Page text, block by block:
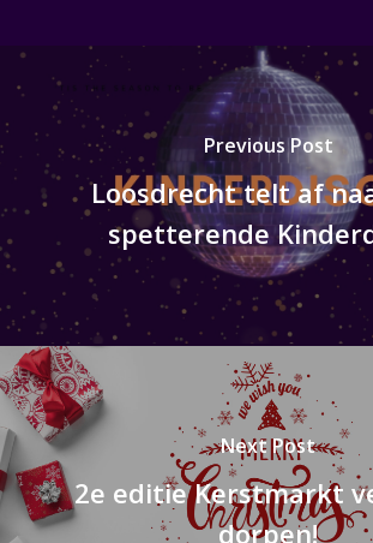
Previous Post
Loosdrecht telt af
spetterende
Next Post
2e editie Kerstmarkt
dorpen!